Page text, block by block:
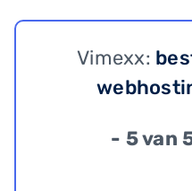
Vimexx:
- 5 van